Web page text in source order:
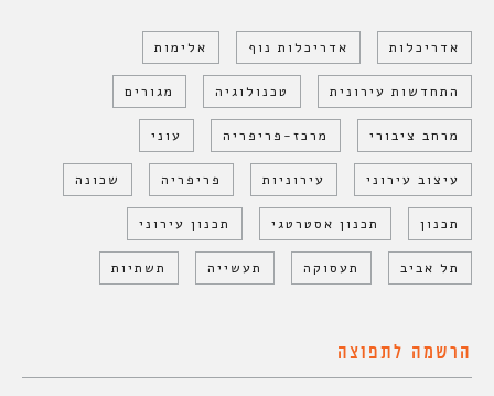
אדריכלות אדריכלות נוף אלימות
התחדשות עירונית טכנולוגיה מגורים
מרחב ציבורי מרכז-פריפריה עוני
עיצוב עירוני עירוניות פריפריה שכונה
תכנון תכנון אסטרטגי תכנון עירוני
תל אביב תעסוקה תעשייה תשתיות
הרשמה לתפוצה